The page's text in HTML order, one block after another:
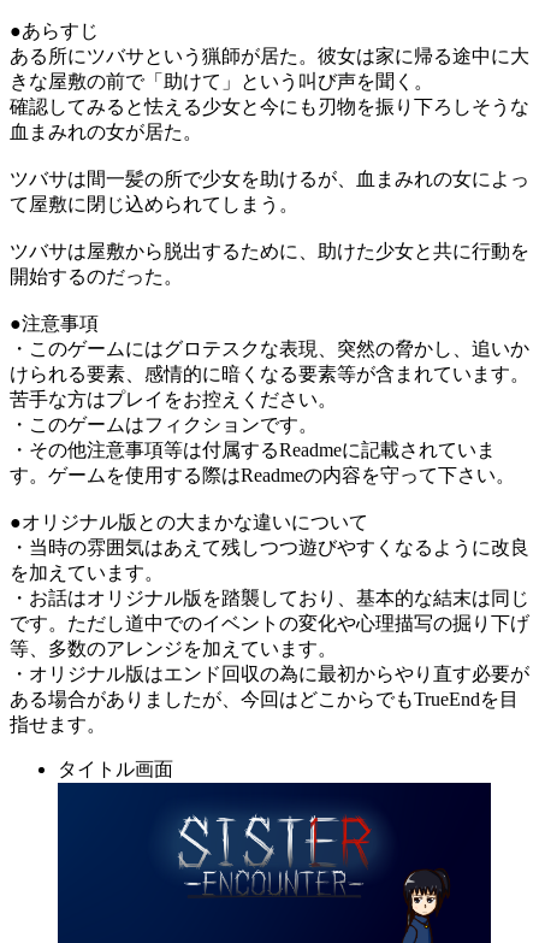
●あらすじ
ある所にツバサという猟師が居た。彼女は家に帰る途中に大
きな屋敷の前で「助けて」という叫び声を聞く。
確認してみると怯える少女と今にも刃物を振り下ろしそうな
血まみれの女が居た。
ツバサは間一髪の所で少女を助けるが、血まみれの女によっ
て屋敷に閉じ込められてしまう。
ツバサは屋敷から脱出するために、助けた少女と共に行動を
開始するのだった。
●注意事項
・このゲームにはグロテスクな表現、突然の脅かし、追いか
けられる要素、感情的に暗くなる要素等が含まれています。
苦手な方はプレイをお控えください。
・このゲームはフィクションです。
・その他注意事項等は付属するReadmeに記載されていま
す。ゲームを使用する際はReadmeの内容を守って下さい。
●オリジナル版との大まかな違いについて
・当時の雰囲気はあえて残しつつ遊びやすくなるように改良
を加えています。
・お話はオリジナル版を踏襲しており、基本的な結末は同じ
です。ただし道中でのイベントの変化や心理描写の掘り下げ
等、多数のアレンジを加えています。
・オリジナル版はエンド回収の為に最初からやり直す必要が
ある場合がありましたが、今回はどこからでもTrueEndを目
指せます。
タイトル画面